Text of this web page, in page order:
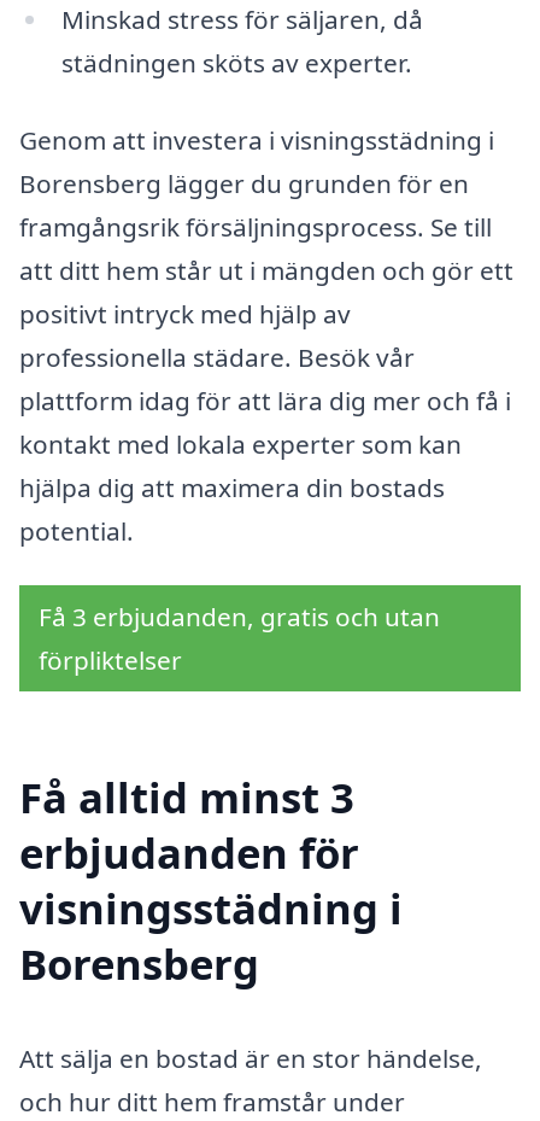
Minskad stress för säljaren, då
städningen sköts av experter.
Genom att investera i visningsstädning i
Borensberg lägger du grunden för en
framgångsrik försäljningsprocess. Se till
att ditt hem står ut i mängden och gör ett
positivt intryck med hjälp av
professionella städare. Besök vår
plattform idag för att lära dig mer och få i
kontakt med lokala experter som kan
hjälpa dig att maximera din bostads
potential.
Få 3 erbjudanden, gratis och utan
förpliktelser
Få alltid minst 3
erbjudanden för
visningsstädning i
Borensberg
Att sälja en bostad är en stor händelse,
och hur ditt hem framstår under